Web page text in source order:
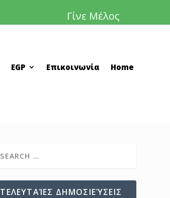
Γίνε Μέλος
EGP Επικοινωνία Home
ΤΕΛΕΥΤΑΊΕΣ ΔΗΜΟΣΙΕΎΣΕΙΣ